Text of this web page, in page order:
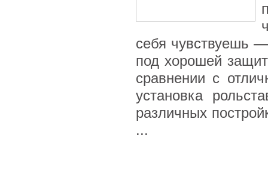
себя чувствуешь
под хорошей
сравнении с
установка
различных
...